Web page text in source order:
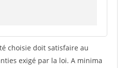
choisie doit satisfaire au
exigé par la loi. A minima